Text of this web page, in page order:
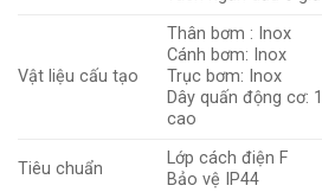
Vật liệu cấu tạo
Thân bơm : Inox
Cánh bơm: Inox
Trục bơm: Inox
Dây quấn động cơ:
cao
Tiêu chuẩn
Lớp cách điện F
Bảo vệ IP44